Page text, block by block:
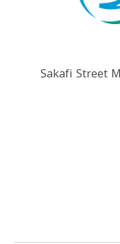
Sakafi Street